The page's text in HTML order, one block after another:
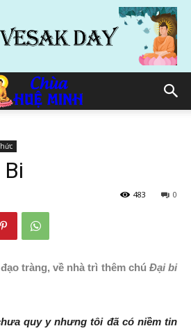
0
483
tràng, về nhà trì thêm chú Đại bi
quy y nhưng tôi đã có niềm tin